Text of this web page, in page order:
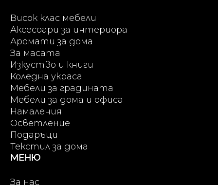
Висок клас мебели
Аксесоари за интериора
Аромати за дома
За масата
Изкуство и книги
Коледна украса
Мебели за градината
Мебели за дома и офиса
Намаления
Осветление
Подаръци
Текстил за дома
МЕНЮ
За нас